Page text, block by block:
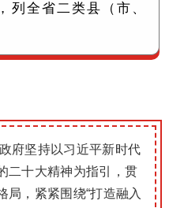
列全省二类县（市、
府坚持以习近平新时代
二十大精神为指引，贯
局，紧紧围绕“打造融入